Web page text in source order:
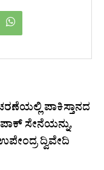
ಪಾಕಿಸ್ತಾನದ
ಸೇನೆಯನ್ನು,
ದ್ವಿವೇದಿ